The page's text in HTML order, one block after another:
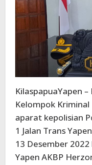
KilaspapuaYapen
Kelompok
aparat kepolisian
1 Jalan Trans
13 Desember
Yapen AKBP